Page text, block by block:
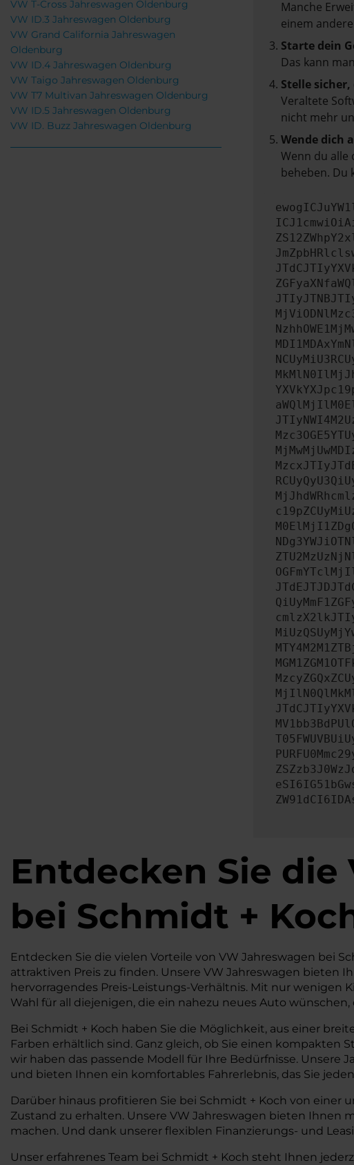
VW T-Cross Jahreswagen Oldenburg
VW ID.3 Jahreswagen Oldenburg
VW Grand California Jahreswagen
Oldenburg
VW ID.4 Jahreswagen Oldenburg
VW Taigo Jahreswagen Oldenburg
VW T7 Multivan Jahreswagen Oldenburg
VW ID.5 Jahreswagen Oldenburg
VW ID. Buzz Jahreswagen Oldenburg
Manche
einem
Starte dein
Das kann
Stelle
Veraltete
nicht mehr
Wende dich
Wenn du alle
beheben. Du
Entdecken Sie
bei Schmidt +
Entdecken Sie die vielen Vorteile von VW Jahreswagen bei
attraktiven Preis zu finden. Unsere VW Jahreswagen bieten
hervorragendes Preis-Leistungs-Verhältnis. Mit nur wenigen
Wahl für all diejenigen, die ein nahezu neues Auto
Bei Schmidt + Koch haben Sie die Möglichkeit, aus einer
Farben erhältlich sind. Ganz gleich, ob Sie einen kompakten
wir haben das passende Modell für Ihre Bedürfnisse.
und bieten Ihnen ein komfortables Fahrerlebnis, das Sie
Darüber hinaus profitieren Sie bei Schmidt + Koch von einer
Zustand zu erhalten. Unsere VW Jahreswagen bieten Ihnen
machen. Und dank unserer flexiblen Finanzierungs- und
Unser erfahrenes Team bei Schmidt + Koch steht Ihnen